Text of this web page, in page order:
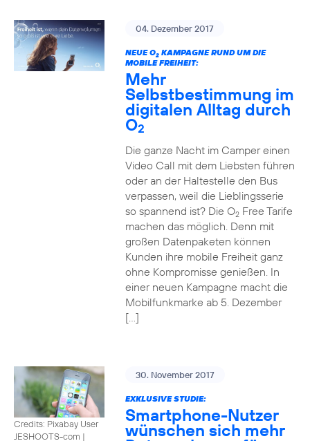
04. Dezember 2017
NEUE O2KAMPAGNE RUND UM DIE
MOBILE FREIHEIT:
Mehr
Selbstbestimmung im
digitalen Alltag durch
O2
Die ganze Nacht im Camper einen
Video Call mit dem Liebsten führen
oder an der Haltestelle den Bus
verpassen, weil die Lieblingsserie
so spannend ist? Die O2Free Tarife
machen das möglich. Denn mit
großen Datenpaketen können
Kunden ihre mobile Freiheit ganz
ohne Kompromisse genießen. In
einer neuen Kampagne macht die
Mobilfunkmarke ab 5. Dezember
[…]
Credits: Pixabay User
JESHOOTS-com |
30. November 2017
EXKLUSIVE STUDIE:
Smartphone-Nutzer
wünschen sich mehr